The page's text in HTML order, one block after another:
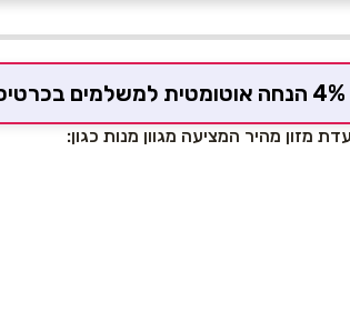
4% הנחה אוטומטית למשלמים בכרטיס המועדון
מזון מהיר המציעה מגוון מנות כגון: